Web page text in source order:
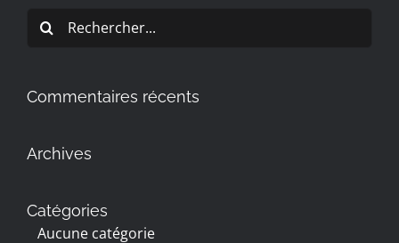
Rechercher:
Commentaires récents
Archives
Catégories
Aucune catégorie